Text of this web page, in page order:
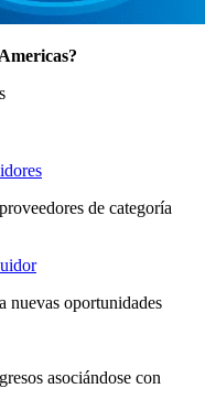
de categoría
nuevas oportunidades
asociándose con